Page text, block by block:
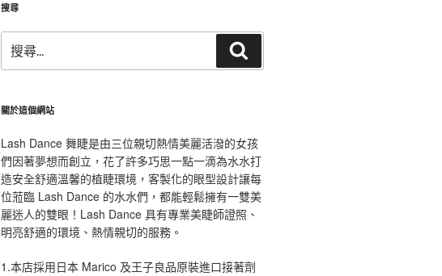
搜尋
尋
關
字:
尋
關於這個網站
Lash Dance 舞睫是由三位親切熱情美麗活潑的女孩
們因著夢想而創立，花了許多巧思一點一滴為水水打
造安全舒適溫馨的植睫環境，客製化的眼型設計讓每
位蒞臨 Lash Dance 的水水們，都能輕鬆擁有一雙美
麗迷人的雙眼！Lash Dance 具有專業美睫師證照、
明亮舒適的環境、熱情親切的服務。
1.本店採用日本 Marico 及王子良品原裝進口接著劑